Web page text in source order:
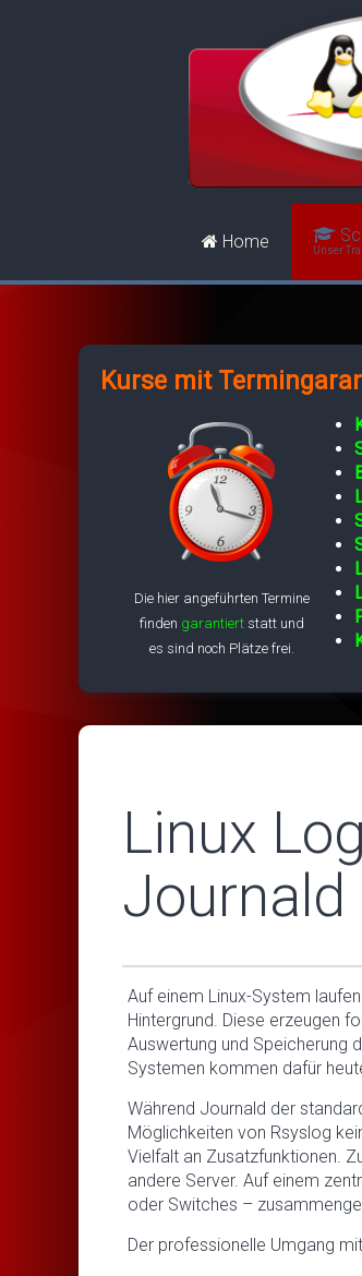
Home Unser
Kurse mit
Die hier angeführten Termine
finden garantiert statt und
es sind noch Plätze frei.
Linux
Journald
Auf einem Linux-System
Hintergrund. Diese erzeugen
Auswertung und Speicherung
Systemen kommen dafür
Während Journald der
Möglichkeiten von Rsyslog
Vielfalt an Zusatzfunktionen.
andere Server. Auf einem
oder Switches –
Der professionelle Umgang